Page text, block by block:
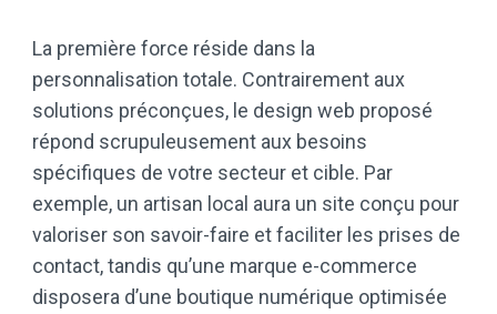
La première force réside dans la
personnalisation totale. Contrairement aux
solutions préconçues, le design web proposé
répond scrupuleusement aux besoins
spécifiques de votre secteur et cible. Par
exemple, un artisan local aura un site conçu pour
valoriser son savoir-faire et faciliter les prises de
contact, tandis qu’une marque e-commerce
disposera d’une boutique numérique optimisée